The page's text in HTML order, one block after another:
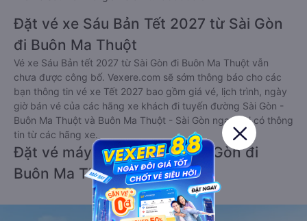
Đặt vé xe Sáu Bản Tết 2027 từ Sài Gòn
đi Buôn Ma Thuột
Vé xe Sáu Bản tết 2027 từ Sài Gòn đi Buôn Ma Thuột vẫn
chưa được công bố. Vexere.com sẽ sớm thông báo cho các
bạn thông tin vé xe Tết 2027 bao gồm giá vé, lịch trình, ngày
giờ bán vé của các hãng xe khách đi tuyến đường Sài Gòn -
Buôn Ma Thuột và Buôn Ma Thuột - Sài Gòn ngay khi có thông
tin từ các hãng xe.
Đặt vé máy bay giá rẻ từ Sài Gòn đi
Buôn Ma Thuột